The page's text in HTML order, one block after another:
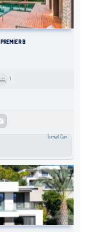
PREMIER B
1
İsmail Can